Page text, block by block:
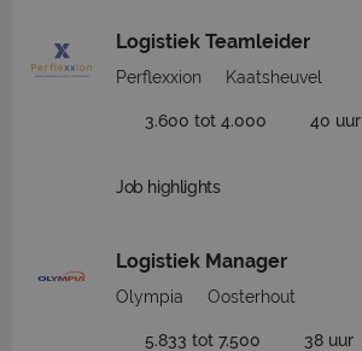
Logistiek Teamleider
Perflexxion Kaatsheuvel
3.600 tot 4.000 40 uur
Job highlights
Logistiek Manager
Olympia Oosterhout
5.833 tot 7.500 38 uur